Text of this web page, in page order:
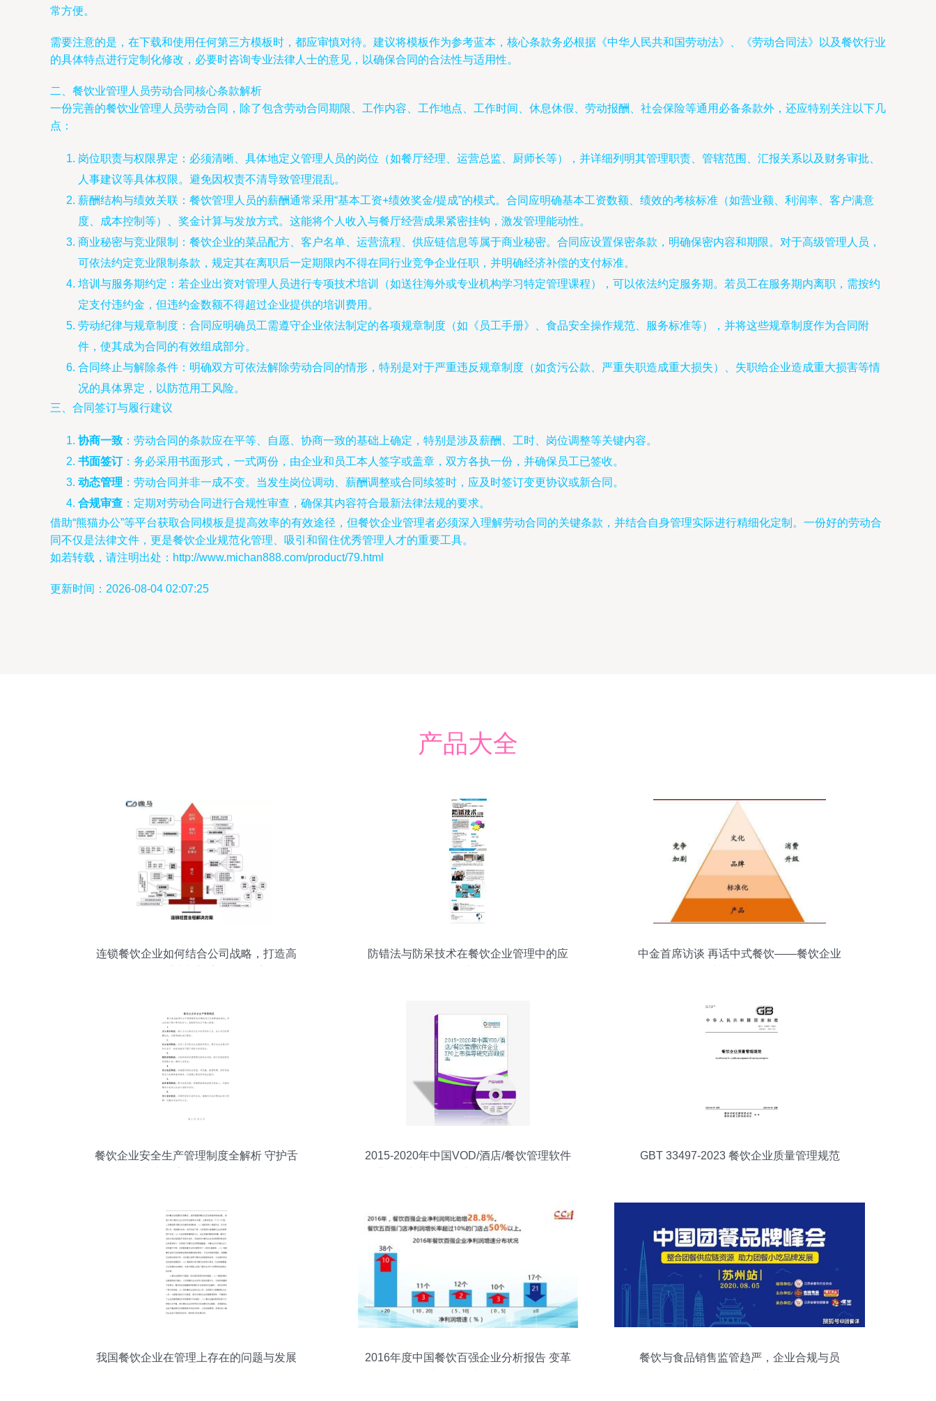
常方便。
需要注意的是，在下载和使用任何第三方模板时，都应审慎对待。建议将模板作为参考蓝本，核心条款务必根据《中华人民共和国劳动法》、《劳动合同法》以及餐饮行业
的具体特点进行定制化修改，必要时咨询专业法律人士的意见，以确保合同的合法性与适用性。
二、餐饮业管理人员劳动合同核心条款解析
一份完善的餐饮业管理人员劳动合同，除了包含劳动合同期限、工作内容、工作地点、工作时间、休息休假、劳动报酬、社会保险等通用必备条款外，还应特别关注以下几
点：
岗位职责与权限界定：必须清晰、具体地定义管理人员的岗位（如餐厅经理、运营总监、厨师长等），并详细列明其管理职责、管辖范围、汇报关系以及财务审批、
人事建议等具体权限。避免因权责不清导致管理混乱。
薪酬结构与绩效关联：餐饮管理人员的薪酬通常采用“基本工资+绩效奖金/提成”的模式。合同应明确基本工资数额、绩效的考核标准（如营业额、利润率、客户满意
度、成本控制等）、奖金计算与发放方式。这能将个人收入与餐厅经营成果紧密挂钩，激发管理能动性。
商业秘密与竞业限制：餐饮企业的菜品配方、客户名单、运营流程、供应链信息等属于商业秘密。合同应设置保密条款，明确保密内容和期限。对于高级管理人员，
可依法约定竞业限制条款，规定其在离职后一定期限内不得在同行业竞争企业任职，并明确经济补偿的支付标准。
培训与服务期约定：若企业出资对管理人员进行专项技术培训（如送往海外或专业机构学习特定管理课程），可以依法约定服务期。若员工在服务期内离职，需按约
定支付违约金，但违约金数额不得超过企业提供的培训费用。
劳动纪律与规章制度：合同应明确员工需遵守企业依法制定的各项规章制度（如《员工手册》、食品安全操作规范、服务标准等），并将这些规章制度作为合同附
件，使其成为合同的有效组成部分。
合同终止与解除条件：明确双方可依法解除劳动合同的情形，特别是对于严重违反规章制度（如贪污公款、严重失职造成重大损失）、失职给企业造成重大损害等情
况的具体界定，以防范用工风险。
三、合同签订与履行建议
协商一致 ：劳动合同的条款应在平等、自愿、协商一致的基础上确定，特别是涉及薪酬、工时、岗位调整等关键内容。
书面签订：务必采用书面形式，一式两份，由企业和员工本人签字或盖章，双方各执一份，并确保员工已签收。
动态管理 ：劳动合同并非一成不变。当发生岗位调动、薪酬调整或合同续签时，应及时签订变更协议或新合同。
合规审查 ：定期对劳动合同进行合规性审查，确保其内容符合最新法律法规的要求。
借助“熊猫办公”等平台获取合同模板是提高效率的有效途径，但餐饮企业管理者必须深入理解劳动合同的关键条款，并结合自身管理实际进行精细化定制。一份好的劳动合
同不仅是法律文件，更是餐饮企业规范化管理、吸引和留住优秀管理人才的重要工具。
如若转载，请注明出处：http://www.michan888.com/product/79.html
更新时间：2026-08-04 02:07:25
产品大全
连锁餐饮企业如何结合公司战略，打造高
防错法与防呆技术在餐饮企业管理中的应
中金首席访谈 再话中式餐饮——餐饮企业
餐饮企业安全生产管理制度全解析 守护舌
2015-2020年中国VOD/酒店/餐饮管理软件
GBT 33497-2023 餐饮企业质量管理规范
我国餐饮企业在管理上存在的问题与发展
2016年度中国餐饮百强企业分析报告 变革
餐饮与食品销售监管趋严，企业合规与员